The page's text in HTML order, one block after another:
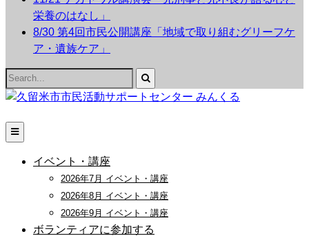
栄養のはなし」
8/30 第4回市民公開講座「地域で取り組むグリーフケ
ア・遺族ケア」
Search
for:
イベント・講座
2026年7月 イベント・講座
2026年8月 イベント・講座
2026年9月 イベント・講座
ボランティアに参加する